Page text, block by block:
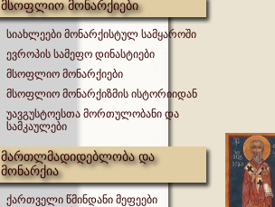
მსოფლიო მონარქიები
სიახლეები მონარქისტულ სამყაროში
ევროპის სამეფო დინასტიები
მსოფლიო მონარქიები
მსოფლიო მონარქიზმის ისტორიიდან
უავგუსტოესთა მორთულობანი და
სამკაულები
მართლმადიდებლობა და
მონარქია
ქართველი წმინდანი მეფეები